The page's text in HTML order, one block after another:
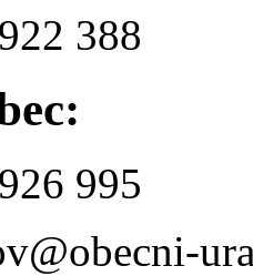
388
995